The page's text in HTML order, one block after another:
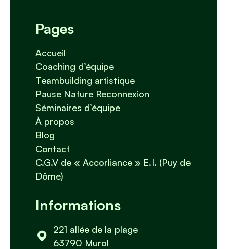
Pages
Accueil
Coaching d’équipe
Teambuilding artistique
Pause Nature Reconnexion
Séminaires d’équipe
À propos
Blog
Contact
C.G.V de « Accorliance » E.I. (Puy de
Dôme)
Informations
221 allée de la plage
63790 Murol